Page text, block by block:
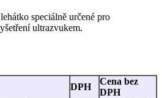
speciálně určené pro
ultrazvukem.
DPH
Cena bez
DPH